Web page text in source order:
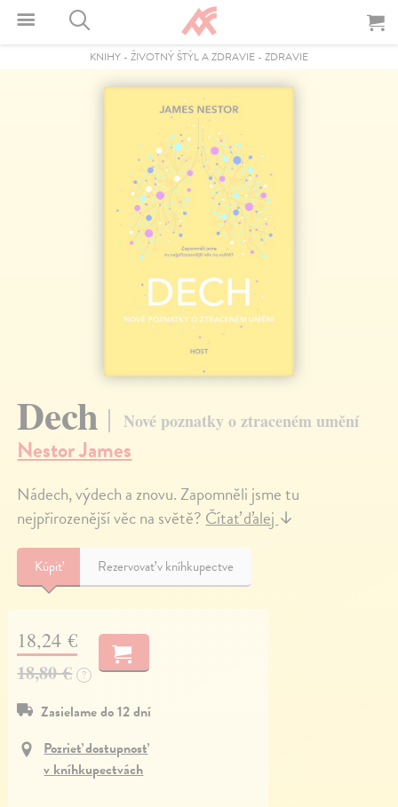
KNIHY - ŽIVOTNÝ ŠTÝL A ZDRAVIE - ZDRAVIE
Dech Nové poznatky o ztraceném umění
Nestor James
Nádech, výdech a znovu. Zapomněli jsme tu
nejpřirozenější věc na světě? Čítať ďalej ↓
Kúpiť Rezervovať v kníhkupectve
18,24 €
18,80 € ?
Zasielame do 12 dní
Pozrieť dostupnosť
v kníhkupectvách